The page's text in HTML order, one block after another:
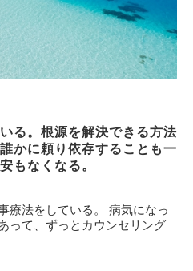
る。根源を解決できる方法
かに頼り依存することも一
もなくなる。
療法をしている。 病気になっ
って、ずっとカウンセリング